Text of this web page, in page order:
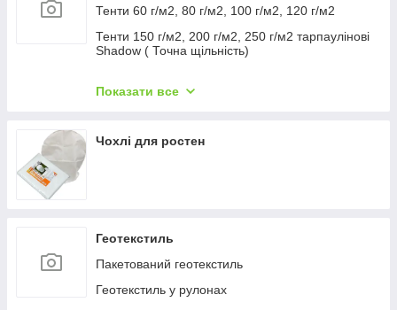
Тенти 60 г/м2, 80 г/м2, 100 г/м2, 120 г/м2
Тенти 150 г/м2, 200 г/м2, 250 г/м2 тарпаулінові
Shadow ( Точна щільність)
Показати все
Чохлі для ростен
Геотекстиль
Пакетований геотекстиль
Геотекстиль у рулонах